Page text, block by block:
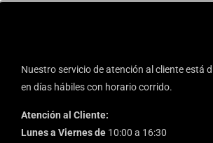
Nuestro servicio de atención al cliente está
en días hábiles con horario corrido.
Atención al Cliente:
Lunes a Viernes de 10:00 a 16:30